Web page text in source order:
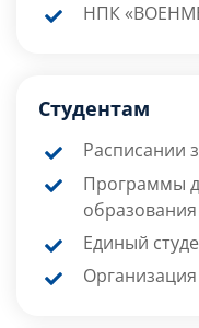
НПК
Студентам
Расписании
Программы
образования
Единый